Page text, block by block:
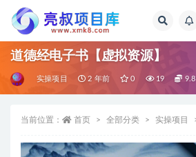
道德经电子书【虚拟资源】
实操项目 2 年前 0 19 9.8
当前位置： 首页 全部分类 实操项目